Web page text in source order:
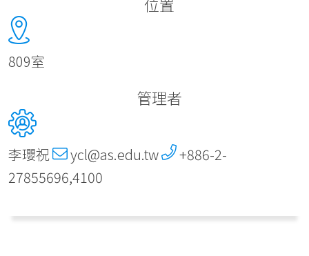
809室
管理者
李瓔祝 ycl@as.edu.tw
+886-2-
27855696,4100